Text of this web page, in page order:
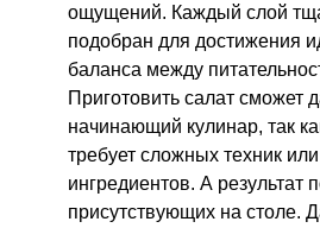
ощущений. Каждый слой
подобран для достижения
баланса между
Приготовить салат сможет
начинающий кулинар, так
требует сложных техник
ингредиентов. А результат
присутствующих на столе.